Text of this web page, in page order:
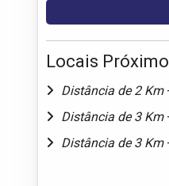
Locais
Distância de 2 Km
Distância de 3 Km
Distância de 3 Km